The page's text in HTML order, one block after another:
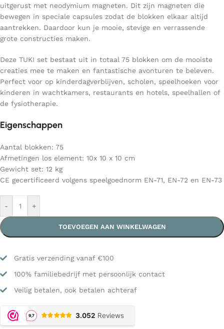
uitgerust met neodymium magneten. Dit zijn magneten die
bewegen in speciale capsules zodat de blokken elkaar altijd
aantrekken. Daardoor kun je mooie, stevige en verrassende
grote constructies maken.
Deze TUKI set bestaat uit in totaal 75 blokken om de mooiste
creaties mee te maken en fantastische avonturen te beleven.
Perfect voor op kinderdagverblijven, scholen, speelhoeken voor
kinderen in wachtkamers, restaurants en hotels, speelhallen of
de fysiotherapie.
Eigenschappen
Aantal blokken: 75
Afmetingen los element: 10x 10 x 10 cm
Gewicht set: 12 kg
CE gecertificeerd volgens speelgoednorm EN-71, EN-72 en EN-73
- +
TOEVOEGEN AAN WINKELWAGEN
Gratis verzending vanaf €100
100% familiebedrijf met persoonlijk contact
Veilig betalen, ook betalen achteraf